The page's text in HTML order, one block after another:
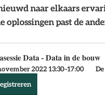
naar elkaars
oplossingen past de
Data - Data in de bouw
2022 13:30–17:00